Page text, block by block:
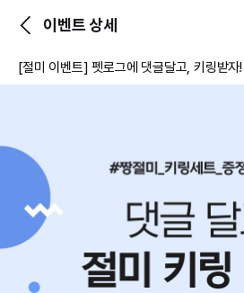
이벤트 상세
[절미 이벤트] 펫로그에 댓글달고, 키링받자!